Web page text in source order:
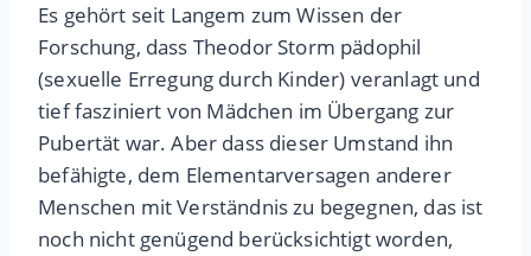
Es gehört seit Langem zum Wissen der
Forschung, dass Theodor Storm pädophil
(sexuelle Erregung durch Kinder) veranlagt und
tief fasziniert von Mädchen im Übergang zur
Pubertät war. Aber dass dieser Umstand ihn
befähigte, dem Elementarversagen anderer
Menschen mit Verständnis zu begegnen, das ist
noch nicht genügend berücksichtigt worden,